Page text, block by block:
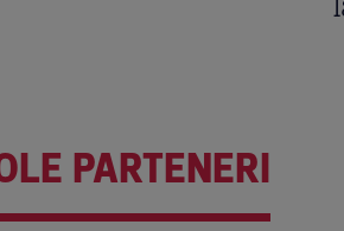
PARTENERI